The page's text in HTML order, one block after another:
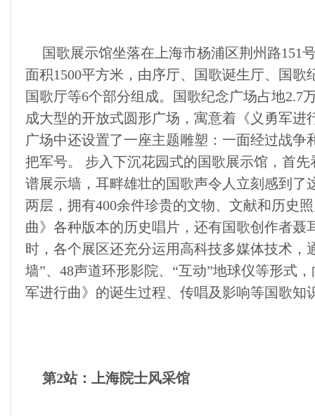
国歌展示馆坐落在上海市杨浦区荆州路151
面积1500平方米，由序厅、国歌诞生厅、国歌
国歌厅等6个部分组成。国歌纪念广场占地2.7
成大型的开放式圆形广场，寓意着《义勇军进
广场中还设置了一座主题雕塑：一面经过战争
把军号。 步入下沉花园式的国歌展示馆，首
谱展示墙，耳畔雄壮的国歌声令人立刻感到了
两层，拥有400余件珍贵的文物、文献和历史
曲》各种版本的历史唱片，还有国歌创作者聂
时，各个展区还充分运用高科技多媒体技术，
墙”、48声道环形影院、“互动”地球仪等形式
军进行曲》的诞生过程、传唱及影响等国歌知
第2站：上海院士风采馆